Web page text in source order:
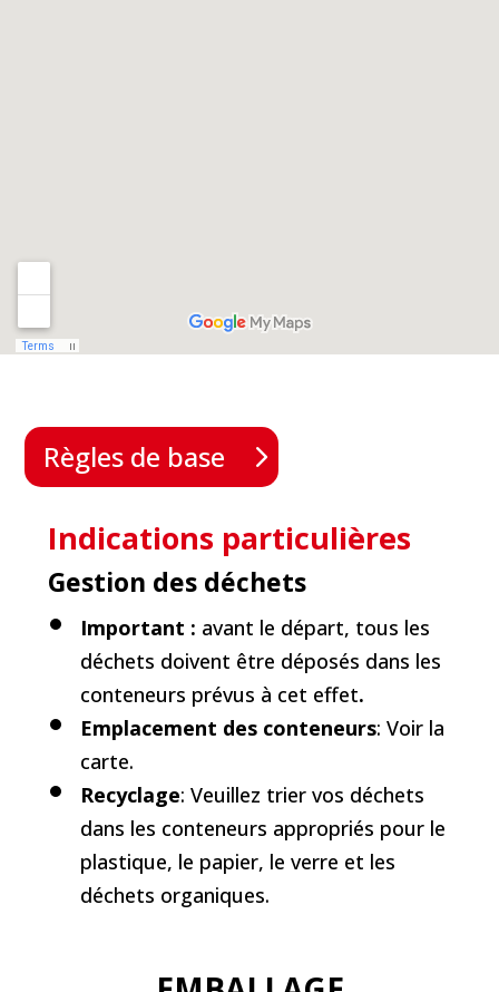
Règles de base
Indications particulières
Gestion des déchets
Important : avant le départ, tous les
déchets doivent être déposés dans les
conteneurs prévus à cet effet.
Emplacement des conteneurs: Voir la
carte.
Recyclage: Veuillez trier vos déchets
dans les conteneurs appropriés pour le
plastique, le papier, le verre et les
déchets organiques.